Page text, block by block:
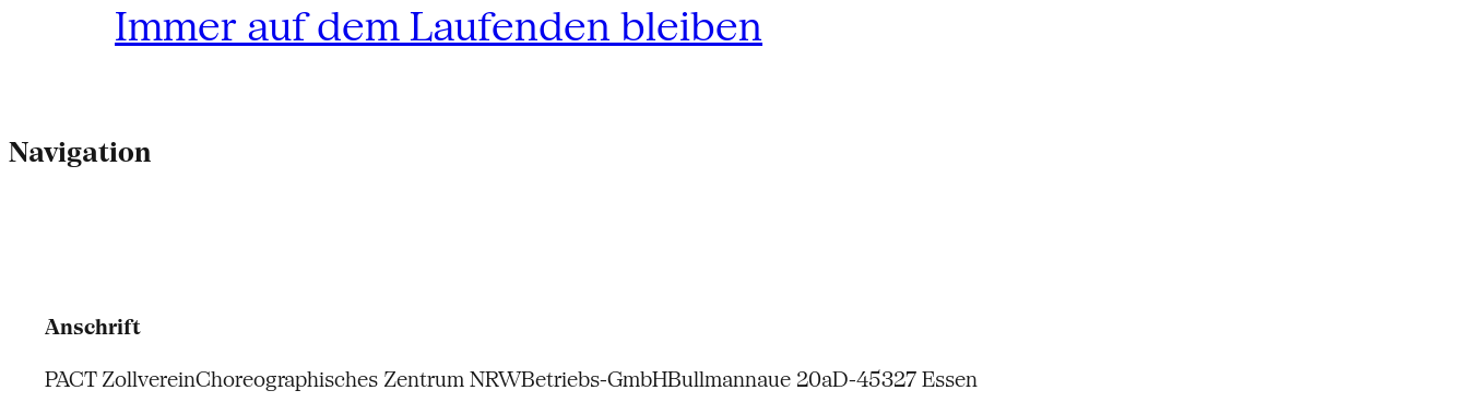
Immer auf dem Laufenden bleiben
Navigation
Anschrift
PACT ZollvereinChoreographisches Zentrum NRWBetriebs-GmbHBullmannaue 20aD-45327 Essen